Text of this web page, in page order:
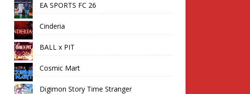
EA SPORTS FC 26
Cinderia
BALL x PIT
Cosmic Mart
Digimon Story Time Stranger